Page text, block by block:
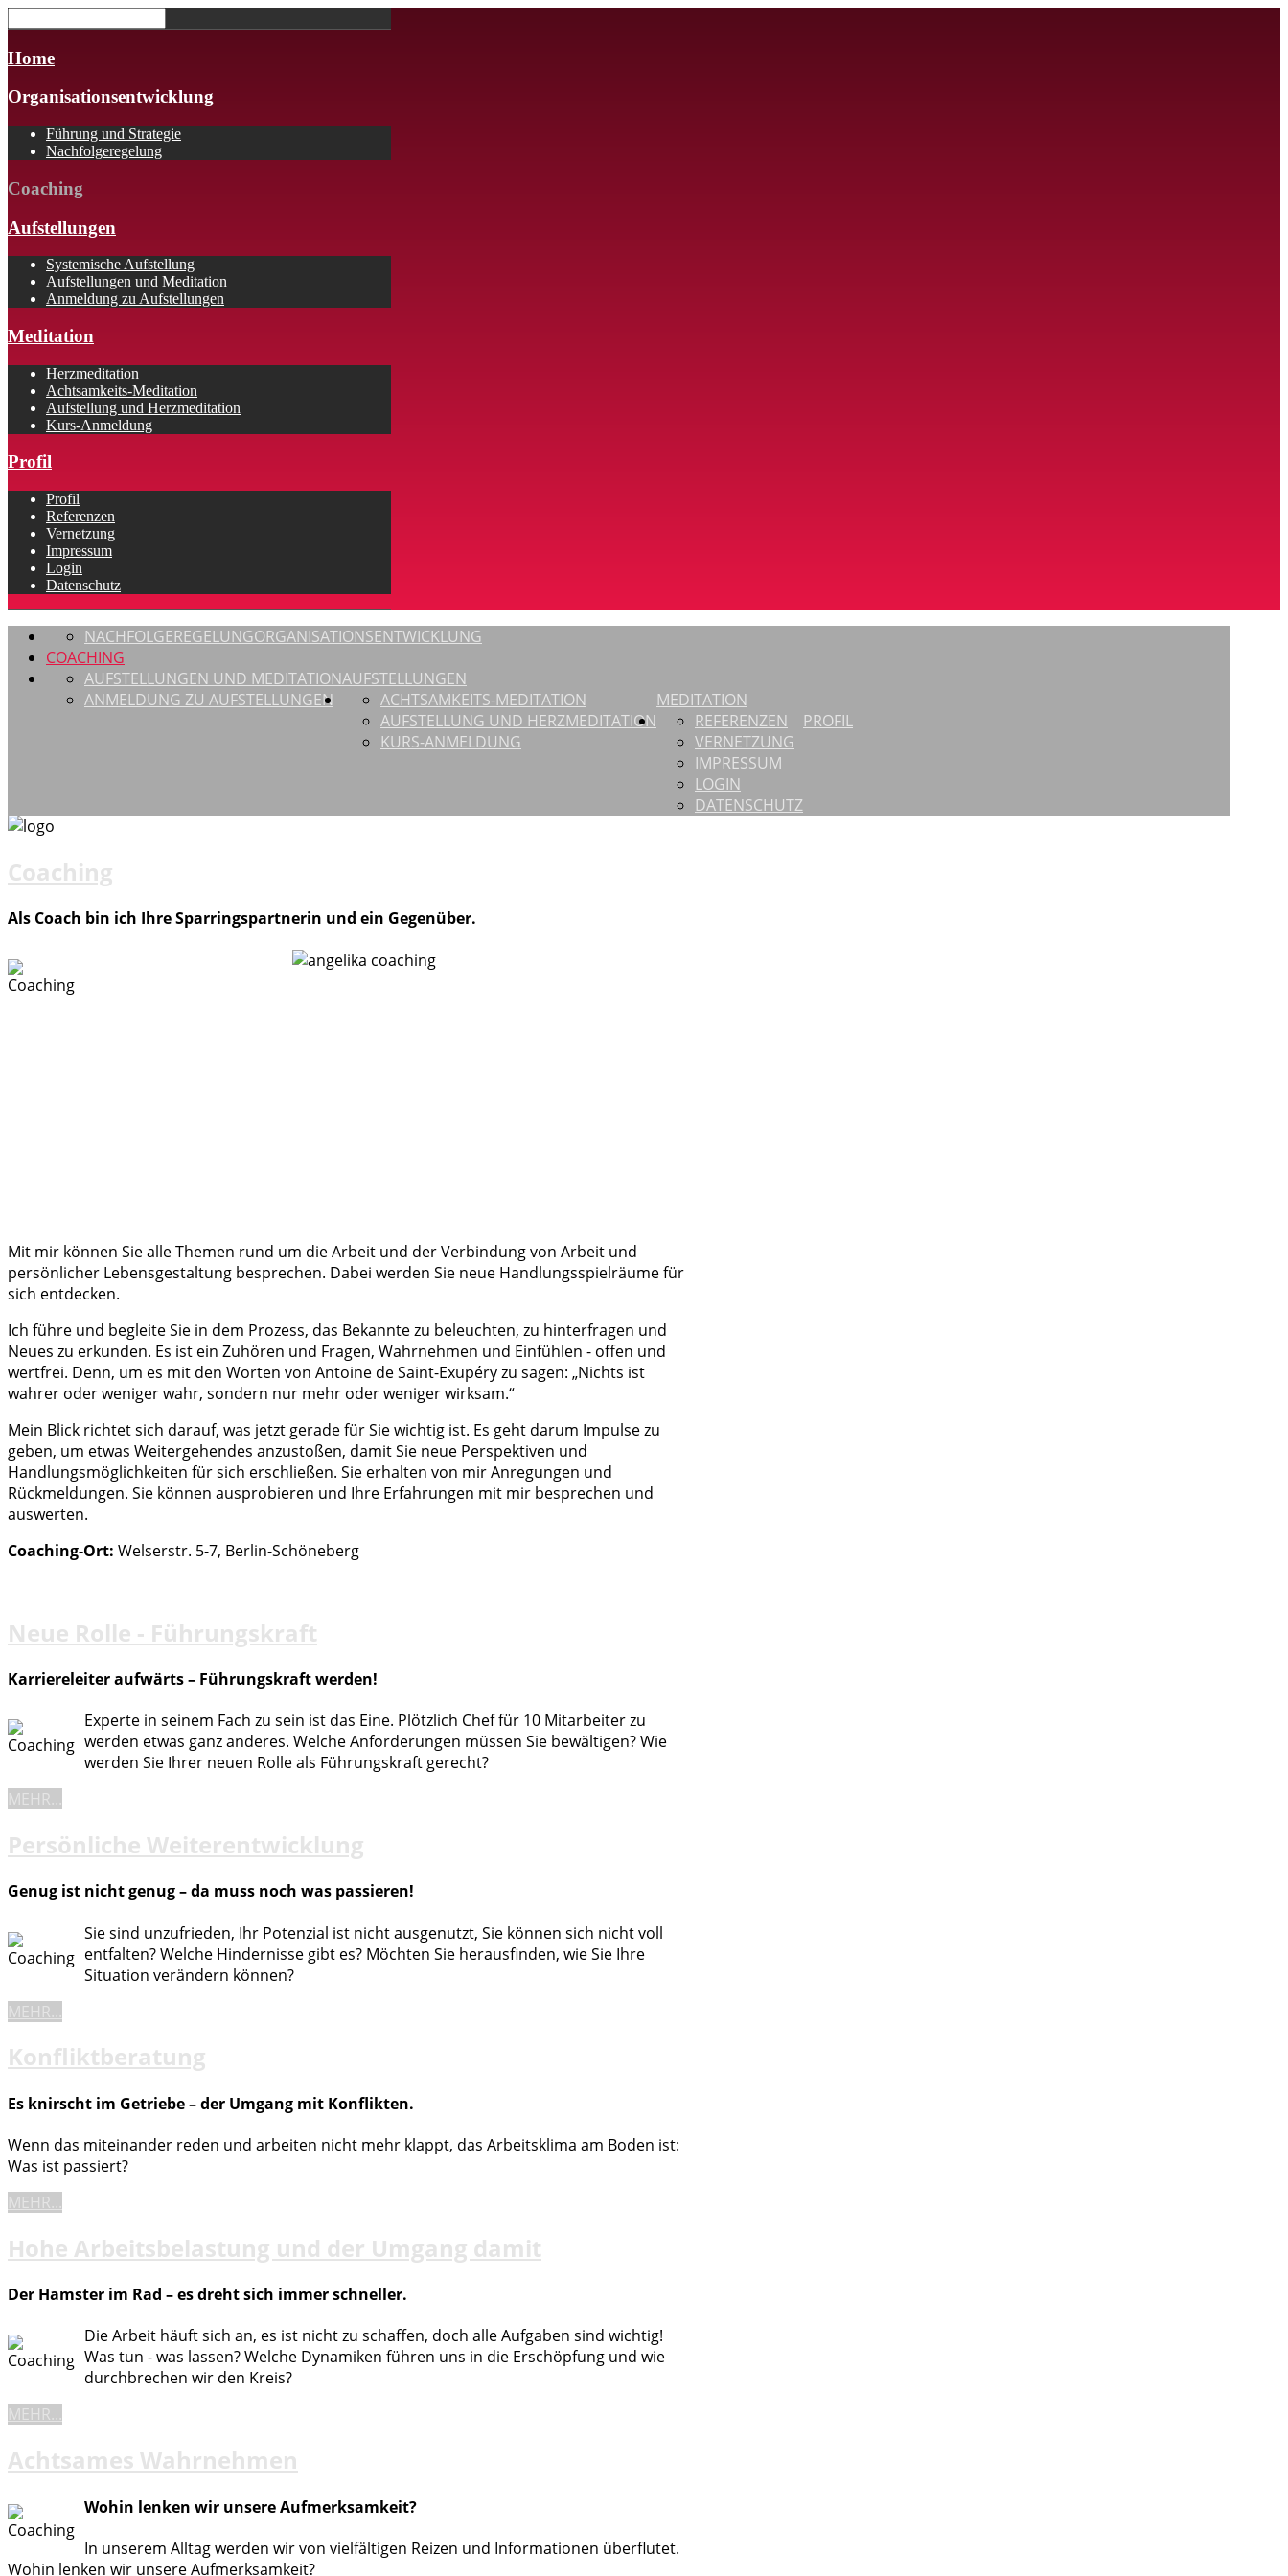
Home
Organisationsentwicklung
Führung und Strategie
Nachfolgeregelung
Coaching
Aufstellungen
Systemische Aufstellung
Aufstellungen und Meditation
Anmeldung zu Aufstellungen
Meditation
Herzmeditation
Achtsamkeits-Meditation
Aufstellung und Herzmeditation
Kurs-Anmeldung
Profil
Profil
Referenzen
Vernetzung
Impressum
Login
Datenschutz
ORGANISATIONSENTWICKLUNG
NACHFOLGEREGELUNG
COACHING
AUFSTELLUNGEN
AUFSTELLUNGEN UND MEDITATION
ANMELDUNG ZU AUFSTELLUNGEN
MEDITATION
ACHTSAMKEITS-MEDITATION
AUFSTELLUNG UND HERZMEDITATION
KURS-ANMELDUNG
PROFIL
REFERENZEN
VERNETZUNG
IMPRESSUM
LOGIN
DATENSCHUTZ
Coaching
Als Coach bin ich Ihre Sparringspartnerin und ein Gegenüber.
Mit mir können Sie alle Themen rund um die Arbeit und der Verbindung von Arbeit und
persönlicher Lebensgestaltung besprechen. Dabei werden Sie neue Handlungsspielräume für
sich entdecken.
Ich führe und begleite Sie in dem Prozess, das Bekannte zu beleuchten, zu hinterfragen und
Neues zu erkunden. Es ist ein Zuhören und Fragen, Wahrnehmen und Einfühlen - offen und
wertfrei. Denn, um es mit den Worten von Antoine de Saint-Exupéry zu sagen: „Nichts ist
wahrer oder weniger wahr, sondern nur mehr oder weniger wirksam.“
Mein Blick richtet sich darauf, was jetzt gerade für Sie wichtig ist. Es geht darum Impulse zu
geben, um etwas Weitergehendes anzustoßen, damit Sie neue Perspektiven und
Handlungsmöglichkeiten für sich erschließen. Sie erhalten von mir Anregungen und
Rückmeldungen. Sie können ausprobieren und Ihre Erfahrungen mit mir besprechen und
auswerten.
Coaching-Ort: Welserstr. 5-7, Berlin-Schöneberg
Neue Rolle - Führungskraft
Karriereleiter aufwärts – Führungskraft werden!
Experte in seinem Fach zu sein ist das Eine. Plötzlich Chef für 10 Mitarbeiter zu
werden etwas ganz anderes. Welche Anforderungen müssen Sie bewältigen? Wie
werden Sie Ihrer neuen Rolle als Führungskraft gerecht?
MEHR...
Persönliche Weiterentwicklung
Genug ist nicht genug – da muss noch was passieren!
Sie sind unzufrieden, Ihr Potenzial ist nicht ausgenutzt, Sie können sich nicht voll
entfalten? Welche Hindernisse gibt es? Möchten Sie herausfinden, wie Sie Ihre
Situation verändern können?
MEHR...
Konfliktberatung
Es knirscht im Getriebe – der Umgang mit Konflikten.
Wenn das miteinander reden und arbeiten nicht mehr klappt, das Arbeitsklima am Boden ist:
Was ist passiert?
MEHR...
Hohe Arbeitsbelastung und der Umgang damit
Der Hamster im Rad – es dreht sich immer schneller.
Die Arbeit häuft sich an, es ist nicht zu schaffen, doch alle Aufgaben sind wichtig!
Was tun - was lassen? Welche Dynamiken führen uns in die Erschöpfung und wie
durchbrechen wir den Kreis?
MEHR...
Achtsames Wahrnehmen
Wohin lenken wir unsere Aufmerksamkeit?
In unserem Alltag werden wir von vielfältigen Reizen und Informationen überflutet.
Wohin lenken wir unsere Aufmerksamkeit?